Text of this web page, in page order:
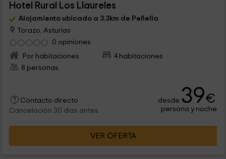
Hotel Rural Los Llaureles
Alojamiento ubicado a 3.3km de Peñella
Torazo, Asturias
0 opiniones
Por habitaciones
4 habitaciones
8 personas
Contacto directo
Cancelación 30 días antes
desde 39€
persona y noche
VER OFERTA